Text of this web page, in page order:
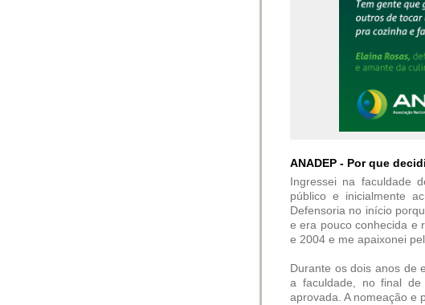
ANADEP - Por que
Ingressei na faculdade
público e inicialmente
Defensoria no início
e era pouco conhecida e
e 2004 e me apaixonei
Durante os dois anos de
a faculdade, no final
aprovada. A nomeação e